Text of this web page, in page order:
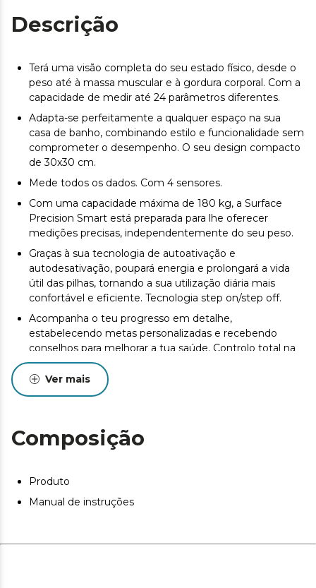
Descrição
Terá uma visão completa do seu estado físico, desde o
peso até à massa muscular e à gordura corporal. Com a
capacidade de medir até 24 parâmetros diferentes.
Adapta-se perfeitamente a qualquer espaço na sua
casa de banho, combinando estilo e funcionalidade sem
comprometer o desempenho. O seu design compacto
de 30x30 cm.
Mede todos os dados. Com 4 sensores.
Com uma capacidade máxima de 180 kg, a Surface
Precision Smart está preparada para lhe oferecer
medições precisas, independentemente do seu peso.
Graças à sua tecnologia de autoativação e
autodesativação, poupará energia e prolongará a vida
útil das pilhas, tornando a sua utilização diária mais
confortável e eficiente. Tecnologia step on/step off.
Acompanha o teu progresso em detalhe,
estabelecendo metas personalizadas e recebendo
conselhos para melhorar a tua saúde. Controlo total na
App.
Sincronização rápida e fácil com o seu dispositivo móvel,
mantendo os seus dados sempre atualizados.
Começa a usar a tua balança imediatamente, sem
complicações. Funciona a pilhas.
Ver mais
Composição
Produto
Manual de instruções